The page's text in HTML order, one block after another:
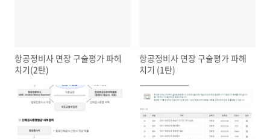
항공정비사 면장 구술평가 파헤
치기(2탄)
항공정비사 면장 구술평가 파헤
치기 (1탄)